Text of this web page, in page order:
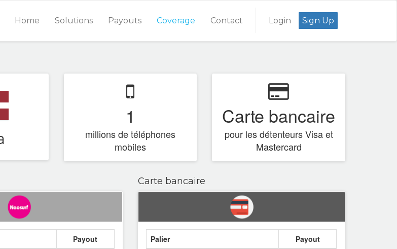
Login Sign Up
Home Solutions Payouts Coverage Contact
1
millions de téléphones
mobiles
Carte bancaire
pour les détenteurs Visa et
Mastercard
Payout
Carte bancaire
Palier
Payout